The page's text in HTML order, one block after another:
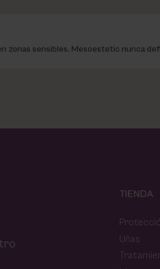
zonas sensibles. Mesoestetic nunca
TIENDA
Uñas